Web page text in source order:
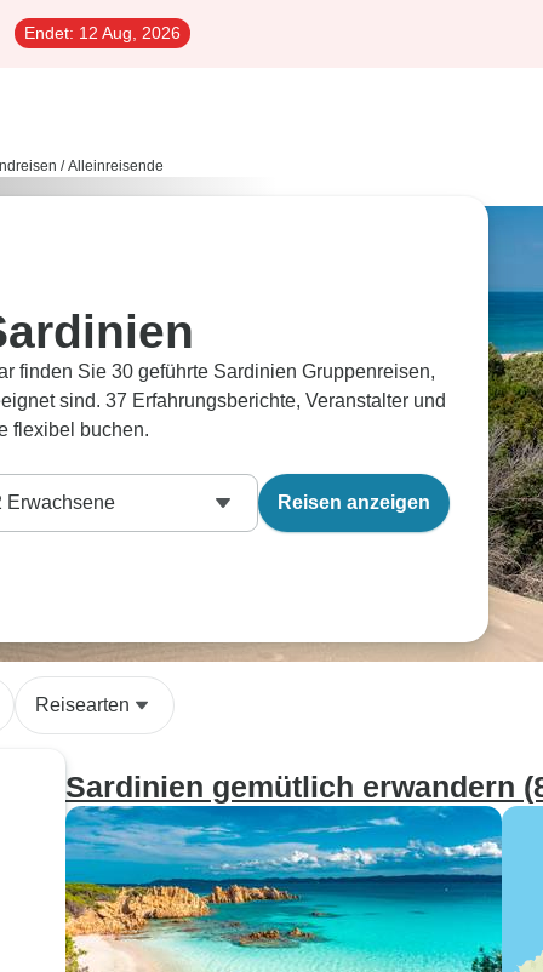
Endet: 12 Aug, 2026
/ Alleinreisende
finden Sie 30 geführte Sardinien Gruppenreisen,
sind. 37 Erfahrungsberichte, Veranstalter und
flexibel buchen.
Erwachsene Reisen anzeigen
Reisearten
Sardinien gemütlich erwandern